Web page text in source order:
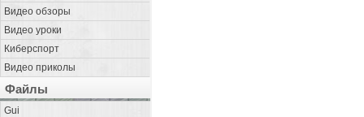
Видео обзоры
Видео уроки
Киберспорт
Видео приколы
Файлы
Gui